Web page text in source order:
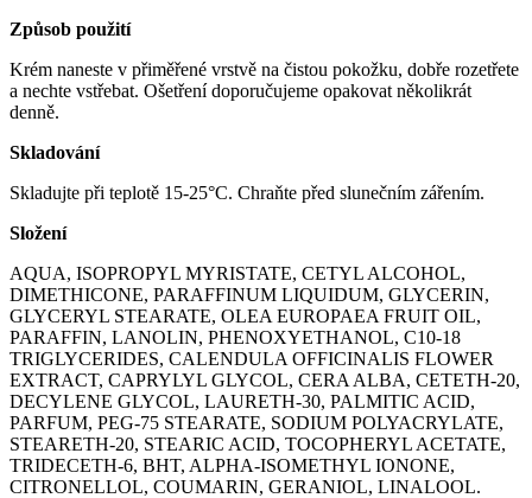
Způsob použití
Krém naneste v přiměřené vrstvě na čistou pokožku, dobře rozetřete
a nechte vstřebat. Ošetření doporučujeme opakovat několikrát
denně.
Skladování
Skladujte při teplotě 15-25°C. Chraňte před slunečním zářením.
Složení
AQUA, ISOPROPYL MYRISTATE, CETYL ALCOHOL,
DIMETHICONE, PARAFFINUM LIQUIDUM, GLYCERIN,
GLYCERYL STEARATE, OLEA EUROPAEA FRUIT OIL,
PARAFFIN, LANOLIN, PHENOXYETHANOL, C10-18
TRIGLYCERIDES, CALENDULA OFFICINALIS FLOWER
EXTRACT, CAPRYLYL GLYCOL, CERA ALBA, CETETH-20,
DECYLENE GLYCOL, LAURETH-30, PALMITIC ACID,
PARFUM, PEG-75 STEARATE, SODIUM POLYACRYLATE,
STEARETH-20, STEARIC ACID, TOCOPHERYL ACETATE,
TRIDECETH-6, BHT, ALPHA-ISOMETHYL IONONE,
CITRONELLOL, COUMARIN, GERANIOL, LINALOOL.